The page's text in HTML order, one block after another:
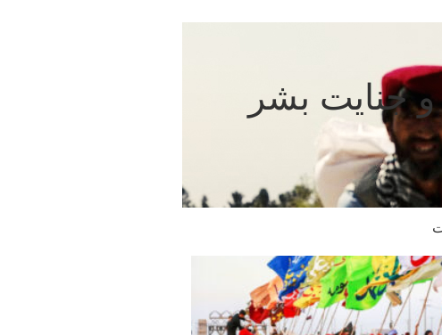
جنایت بشر